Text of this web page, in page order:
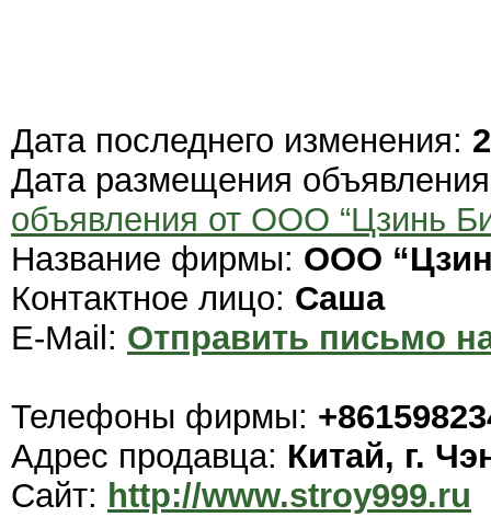
Дата последнего изменения:
Дата размещения
объявления от ООО “Цзинь
Название фирмы: ООО
Контактное лицо: Саша
E-Mail: Отправить письмо
Телефоны фирмы:
Адрес продавца: Китай, г.
Сайт: http://www.stroy999.ru